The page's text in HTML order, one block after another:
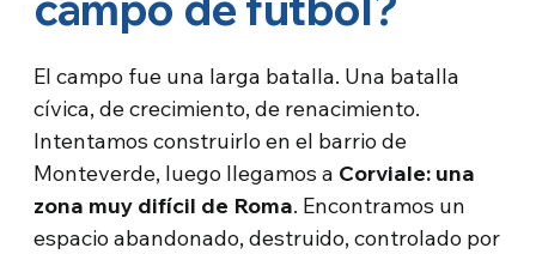
El campo fue una larga batalla. Una batalla
cívica, de crecimiento, de renacimiento.
Intentamos construirlo en el barrio de
Monteverde, luego llegamos a Corviale: una
zona muy difícil de Roma. Encontramos un
espacio abandonado, destruido, controlado por